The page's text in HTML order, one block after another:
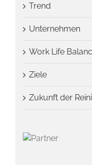
Trend
Unternehmen
Work Life
Ziele
Zukunft der